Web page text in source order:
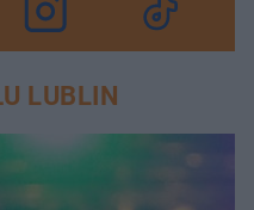
LUBLIN